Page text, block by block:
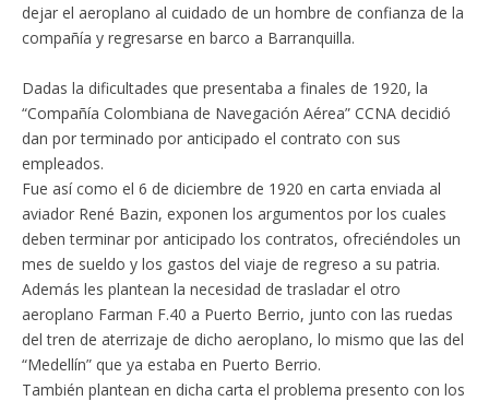
dejar el aeroplano al cuidado de un hombre de confianza de la
compañía y regresarse en barco a Barranquilla.
Dadas la dificultades que presentaba a finales de 1920, la
“Compañía Colombiana de Navegación Aérea” CCNA decidió
dan por terminado por anticipado el contrato con sus
empleados.
Fue así como el 6 de diciembre de 1920 en carta enviada al
aviador René Bazin, exponen los argumentos por los cuales
deben terminar por anticipado los contratos, ofreciéndoles un
mes de sueldo y los gastos del viaje de regreso a su patria.
Además les plantean la necesidad de trasladar el otro
aeroplano Farman F.40 a Puerto Berrio, junto con las ruedas
del tren de aterrizaje de dicho aeroplano, lo mismo que las del
“Medellín” que ya estaba en Puerto Berrio.
También plantean en dicha carta el problema presento con los